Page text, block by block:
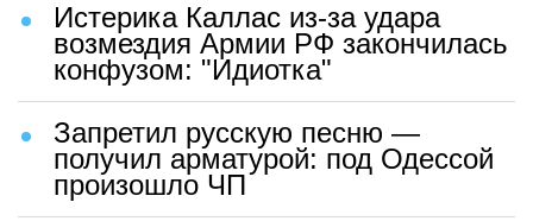
Истерика Каллас из-за удара
возмездия Армии РФ закончилась
конфузом: "Идиотка"
Запретил русскую песню —
получил арматурой: под Одессой
произошло ЧП